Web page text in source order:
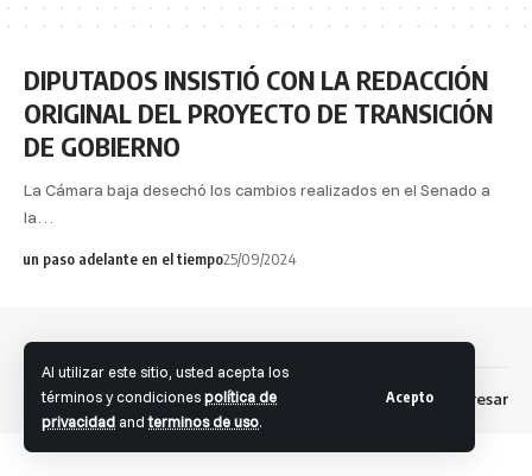
Al utilizar este sitio, usted acepta los
términos y condicionespolítica de
privacidad andterminos de uso.
Acepto
DIPUTADOS INSISTIÓ CON LA REDACCIÓN
ORIGINAL DEL PROYECTO DE TRANSICIÓN
DE GOBIERNO
La Cámara baja desechó los cambios realizados en el Senado a
la…
un paso adelante en el tiempo25/09/2024
Dev: Fernando S. Brandolini Facebook Ingresar